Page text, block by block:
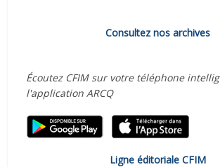
Consultez nos archives
Écoutez CFIM sur votre téléphone
l'application ARCQ
Ligne éditoriale CFIM